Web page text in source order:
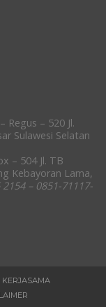
Regus – 520 Jl.
Sulawesi Selatan
– 504 Jl. TB
Kebayoran Lama,
– 0851-71117-